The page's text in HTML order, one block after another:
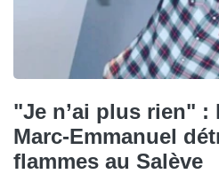
"Je n’ai plus rien" :
Marc-Emmanuel
flammes au Salève